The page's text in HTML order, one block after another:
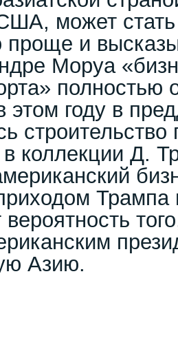
может
проще и
Моруа
полностью
году в
в коллекции Д.
Азию.